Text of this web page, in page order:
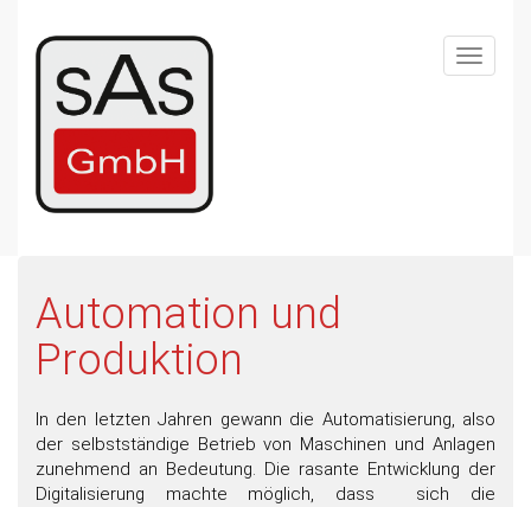
main
content
Toggle
Automation und
Produktion
In den letzten Jahren gewann die Automatisierung, also
der selbstständige Betrieb von Maschinen und Anlagen
zunehmend an Bedeutung. Die rasante Entwicklung der
Digitalisierung machte möglich, dass sich die